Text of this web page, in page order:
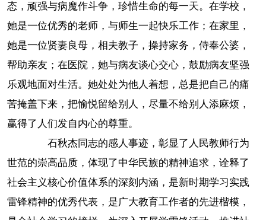
态，顽强与病魔作斗争，珍惜生命的每一天。在学校，
她是一位优秀的老师，与师生一起快乐工作；在家里，
她是一位贤妻良母，相夫教子，操持家务，侍奉公婆，
帮助亲友；在医院，她与病友谈心交心，鼓励病友坚强
乐观地面对生活。她处处为他人着想，总是把自己的痛
苦掩盖下来，把愉悦留给别人，尽量不给别人添麻烦，
赢得了人们发自内心的尊重。
石秋杰同志的感人事迹，彰显了人民教师行为
世范的崇高品质，体现了中华民族的精神追求，诠释了
社会主义核心价值体系的深刻内涵，是新时期学习实践
雷锋精神的优秀代表，是广大教育工作者的先进楷模，